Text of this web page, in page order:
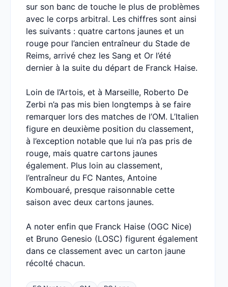
sur son banc de touche le plus de problèmes
avec le corps arbitral. Les chiffres sont ainsi
les suivants : quatre cartons jaunes et un
rouge pour l’ancien entraîneur du Stade de
Reims, arrivé chez les Sang et Or l’été
dernier à la suite du départ de Franck Haise.
Loin de l’Artois, et à Marseille, Roberto De
Zerbi n’a pas mis bien longtemps à se faire
remarquer lors des matches de l’OM. L’Italien
figure en deuxième position du classement,
à l’exception notable que lui n’a pas pris de
rouge, mais quatre cartons jaunes
également. Plus loin au classement,
l’entraîneur du FC Nantes, Antoine
Kombouaré, presque raisonnable cette
saison avec deux cartons jaunes.
A noter enfin que Franck Haise (OGC Nice)
et Bruno Genesio (LOSC) figurent également
dans ce classement avec un carton jaune
récolté chacun.